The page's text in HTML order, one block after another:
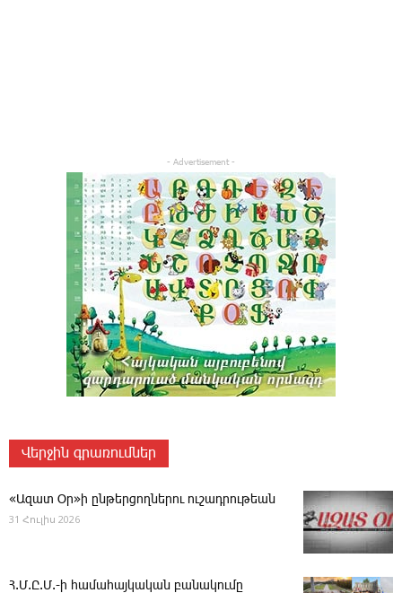
- Advertisement -
Վերջին գրառումներ
«Ազատ Օր»ի ընթերցողներու ուշադրութեան
31 Հուլիս 2026
Հ.Մ.Ը.Մ.-ի համահայկական բանակումը